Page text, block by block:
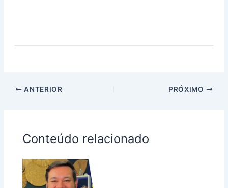
ANTERIOR PRÓXIMO
Conteúdo relacionado